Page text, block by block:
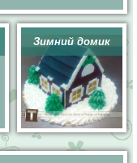
Зимний домик